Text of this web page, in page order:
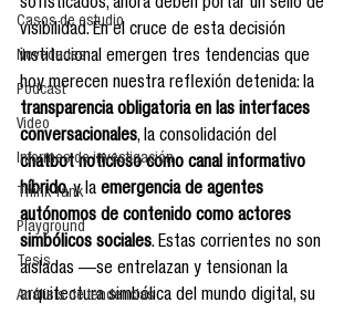
Casos de estudio
Novedades
Podcast
Video
Informes de investigación
Think Tank
Playground
Tesis
Análisis de tendencias
sofisticados, ahora deben portar un sello de
visibilidad. En el cruce de esta decisión
institucional emergen tres tendencias que
hoy merecen nuestra reflexión detenida: la
transparencia obligatoria en las interfaces
conversacionales, la consolidación del
chatbot noticioso como canal informativo
híbrido, y la emergencia de agentes
autónomos de contenido como actores
simbólicos sociales. Estas corrientes no son
aisladas —se entrelazan y tensionan la
arquitectura simbólica del mundo digital, su